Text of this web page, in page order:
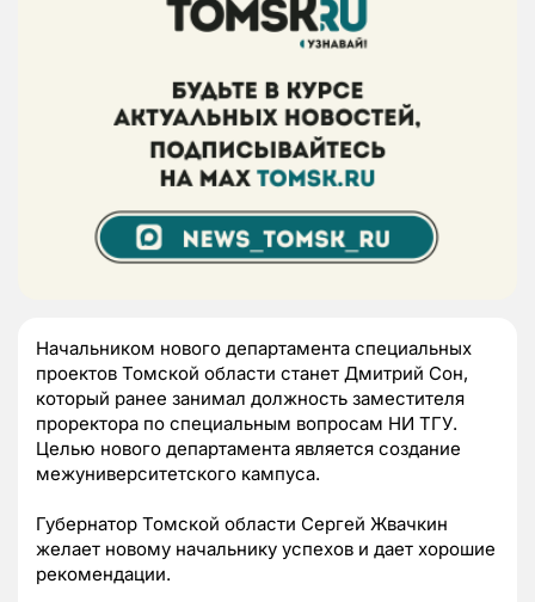
Начальником нового департамента специальных
проектов Томской области станет Дмитрий Сон,
который ранее занимал должность заместителя
проректора по специальным вопросам НИ ТГУ.
Целью нового департамента является создание
межуниверситетского кампуса.
Губернатор Томской области Сергей Жвачкин
желает новому начальнику успехов и дает хорошие
рекомендации.